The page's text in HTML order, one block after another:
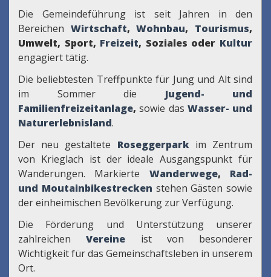
Die Gemeindeführung ist seit Jahren in den
Bereichen Wirtschaft,Wohnbau, Tourismus,
Umwelt, Sport, Freizeit, Soziales oder Kultur
engagiert tätig.
Die beliebtesten Treffpunkte für Jung und Alt sind
im Sommer die Jugend- und
Familienfreizeitanlage,sowie das Wasser- und
Naturerlebnisland.
Der neu gestaltete Roseggerpark im Zentrum
von Krieglach ist der ideale Ausgangspunkt für
Wanderungen. Markierte Wanderwege, Rad-
und Moutainbikestrecken stehen Gästen sowie
der einheimischen Bevölkerung zur Verfügung.
Die Förderung und Unterstützung unserer
zahlreichenVereine
ist von besonderer
Wichtigkeit für das Gemeinschaftsleben in unserem
Ort.